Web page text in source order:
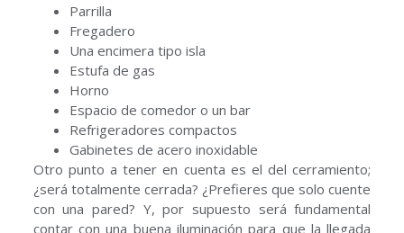
Parrilla
Fregadero
Una encimera tipo isla
Estufa de gas
Horno
Espacio de comedor o un bar
Refrigeradores compactos
Gabinetes de acero inoxidable
Otro punto a tener en cuenta es el del cerramiento;
¿será totalmente cerrada? ¿Prefieres que solo cuente
con una pared? Y, por supuesto será fundamental
contar con una buena iluminación para que la llegada